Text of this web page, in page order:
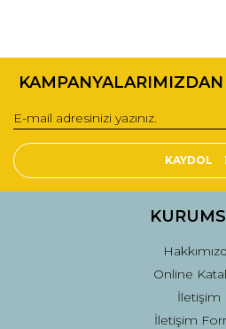
konularda yetersiz gördüğünüz
Görüş ve önerileriniz için teşekkür
Ürün resmi kalitesiz, bozuk veya
Ürün açıklamasında eksik bilgiler
Ürün fiyatı diğer sitelerden daha
KAYDOL
Online
İletişim
İletişim